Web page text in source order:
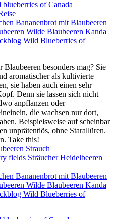
besonders mag? Sie
aromatischer als kultivierte
sie haben auch einen sehr
Denn sie lassen sich nicht
anpflanzen oder
die wachsen nur dort,
Beispielsweise auf scheinbar
unprätentiös, ohne Starallüren.
Take this!